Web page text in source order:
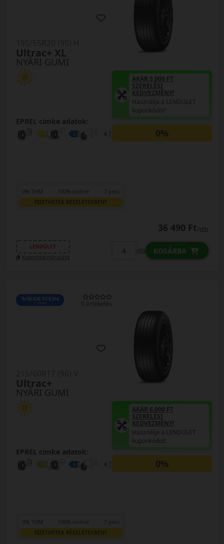
NYÁRI GUMI
Ultrac+ XL
EPREL cimke adatok:
AKÁR 5.000 FT
SZERELÉSI
KEDVEZMÉNY!
Használja a LENDÜLET
kuponkódot!
0%
0% THM 100% online 7 perc
FIZETHETEK RÉSZLETEKBEN?
36 490 Ft/db
LENDÜLET
Kuponkód másolása
db KOSÁRBA
0 értékelés
NYÁRI GUMI
Ultrac+
EPREL cimke adatok:
AKÁR 6.000 FT
SZERELÉSI
KEDVEZMÉNY!
Használja a LENDÜLET
kuponkódot!
0%
0% THM 100% online 7 perc
FIZETHETEK RÉSZLETEKBEN?